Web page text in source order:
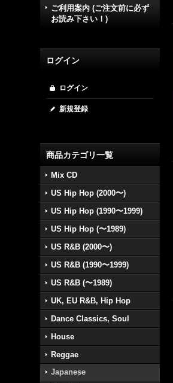
ご利用案内 (ご注文前に必ず
お読み下さい！)
ログイン
ログイン
新規登録
商品カテゴリ一覧
Mix CD
US Hip Hop (2000〜)
US Hip Hop (1990〜1999)
US Hip Hop (〜1989)
US R&B (2000〜)
US R&B (1990〜1999)
US R&B (〜1989)
UK, EU R&B, Hip Hop
Dance Classics, Soul
House
Reggae
Japanese